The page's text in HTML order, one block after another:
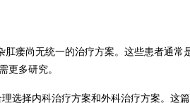
瘘尚无统一的治疗方案。这些患者通
更多研究。
选择内科治疗方案和外科治疗方案。这